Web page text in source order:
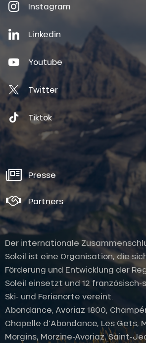
Instagram
Linkedin
Youtube
Twitter
Tiktok
Presse
Partners
Der internationale
Soleil ist eine Organisation, die
Förderung und Entwicklung der
Soleil einsetzt und 12
Ski- und Ferienorte vereint.
Abondance, Avoriaz 1800,
Chapelle d'Abondance, Les Gets,
Morgins, Morzine-Avoriaz, Saint-